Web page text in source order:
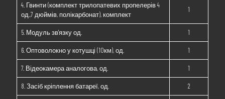
4. Гвинти (комплект трилопатевих пропелерів 4
од.,7 дюймів, полікарбонат), комплект
1
5. Модуль зв'язку од. 1
6. Оптоволокно у котушці (10км), од. 1
7. Відеокамера аналогова, од. 1
8. Засіб кріплення батареї, од. 2